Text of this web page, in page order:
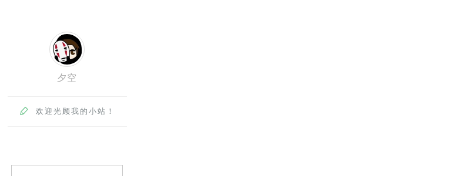
夕空
 欢迎光顾我的小站！